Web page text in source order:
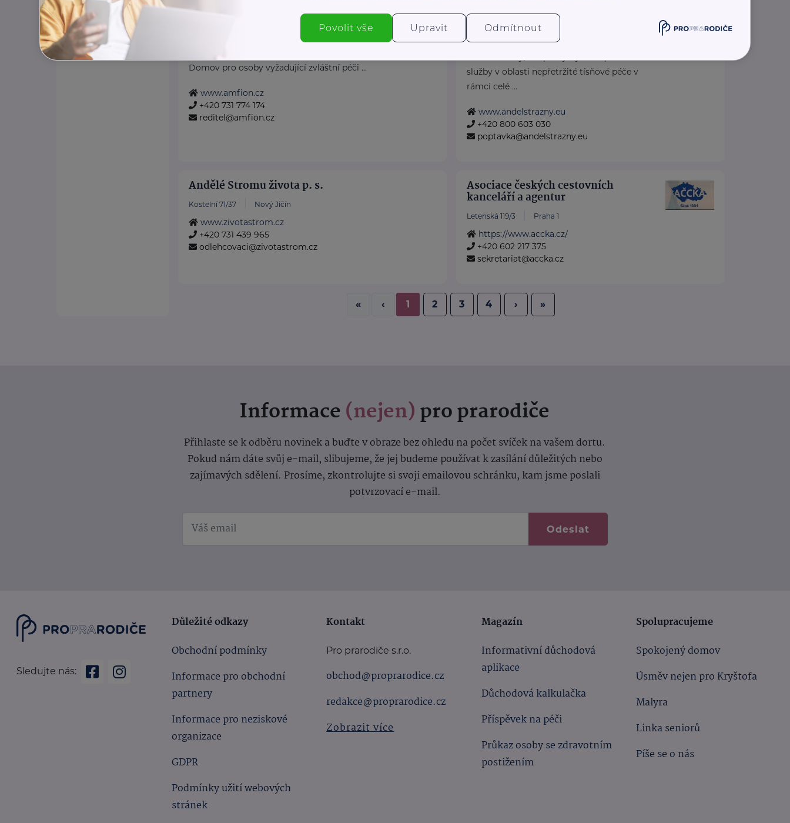
Registrované služby Krajský úřad Středočeský kraj:
Domov pro osoby vyžadující zvláštní péči ...
www.amfion.cz
+420 731 774 174
reditel@amfion.cz
Fügnerovo náměstí 1808
služby v oblasti nepřetržité tísňové péče v
rámci celé ...
www.andelstrazny.eu
+420 800 603 030
poptavka@andelstrazny.eu
Andělé Stromu života p. s.
Kostelní 71/37 Nový Jičín
www.zivotastrom.cz
+420 731 439 965
odlehcovaci@zivotastrom.cz
Asociace českých cestovních
kanceláří a agentur
Letenská 119/3 Praha 1
https://www.accka.cz/
+420 602 217 375
sekretariat@accka.cz
« ‹ 1 2 3 4 › »
Informace (nejen)pro prarodiče
Přihlaste se k odběru novinek a buďte v obraze bez ohledu na počet svíček na vašem dortu.
Pokud nám dáte svůj e-mail, slibujeme, že jej budeme používat k zasílání důležitých nebo
zajímavých sdělení. Prosíme, zkontrolujte si svoji emailovou schránku, kam jsme poslali
potvrzovací e-mail.
Odeslat
Sledujte nás:
Důležité odkazy
Obchodní podmínky
Informace pro obchodní
partnery
Informace pro neziskové
organizace
GDPR
Podmínky užití webových
stránek
Kontakt
Pro prarodiče s.r.o.
obchod@proprarodice.cz
redakce@proprarodice.cz
Zobrazit více
Magazín
Informativní důchodová
aplikace
Důchodová kalkulačka
Příspěvek na péči
Průkaz osoby se zdravotním
postižením
Spolupracujeme
Spokojený domov
Úsměv nejen pro Kryštofa
Malyra
Linka seniorů
Píše se o nás
Povolit vše Upravit Odmítnout